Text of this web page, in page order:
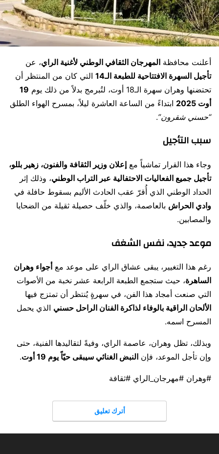
أعلنت محافظة المهرجان الثقافي الوطني لأغنية الراي، عن
تأجيل السهرة الافتتاحية للطبعة الـ14
التي كان من المنتظر أن
تحتضنها وهران سهرة الـ18 أوت، لتُبرمج بدلاً من ذلك يوم
19
أوت 2025
ابتداءً من الساعة العاشرة ليلاً، بمسرح الهواء الطلق
“حسني شقرون”.
سبب التأجيل
وجاء هذا القرار تماشياً مع إعلان وزير الثقافة والفنون، زهير بللو،
تأجيل جميع الفعاليات الاحتفالية عبر التراب الوطني، وذلك إثر
الحداد الوطني الذي أُقرّ عقب الحادث الأليم بسقوط حافلة في
وادي الحراش بالعاصمة، والذي خلّف حصيلة ثقيلة من الضحايا
والمصابين.
موعد جديد، نفس الشغف
رغم هذا التغيير، يبقى عشاق الراي على موعد مع أجواء وهران
الساهرة، حيث ستجمع الطبعة الرابعة عشر نخبة من الأصوات
التي صنعت أمجاد هذا الفن، في سهرةٍ يُنتظر أن تمتزج فيها
الألحان الراقية بالوفاء لذاكرة الفنان الراحل حسني الذي يحمل
المسرح اسمه.
وبذلك، تظل وهران، عاصمة الراي، وفيةً لتقاليدها الفنية، حتى
وإن تأجل الموعد، فإن النبض الغنائي سيبقى حيّاً يوم 19 أوت .
#وهران #مهرجان_الراي #ثقافة
أترك تعليق